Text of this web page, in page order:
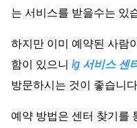
는 서비스를 받을수는 있
하지만 이미 예약된 사람
함이 있으니 lg 서비스 센
방문하시는 것이 좋습니
예약 방법은 센터 찾기를